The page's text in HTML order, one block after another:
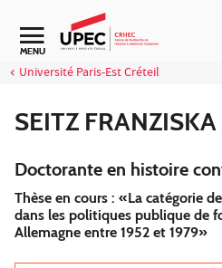
Aller au contenu
Navigation secondaire
MENU
Université Paris-Est Créteil
SEITZ FRANZISKA
Doctorante en histoire
Thèse en cours : «La catégorie
dans les politiques publique de
Allemagne entre 1952 et 1979»